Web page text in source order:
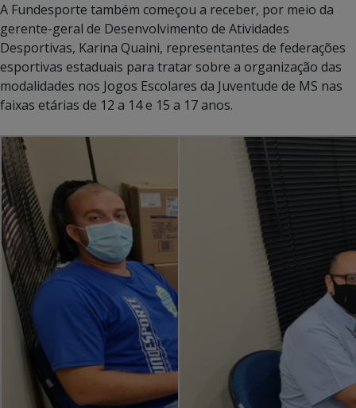
A Fundesporte também começou a receber, por meio da
gerente-geral de Desenvolvimento de Atividades
Desportivas, Karina Quaini, representantes de federações
esportivas estaduais para tratar sobre a organização das
modalidades nos Jogos Escolares da Juventude de MS nas
faixas etárias de 12 a 14 e 15 a 17 anos.